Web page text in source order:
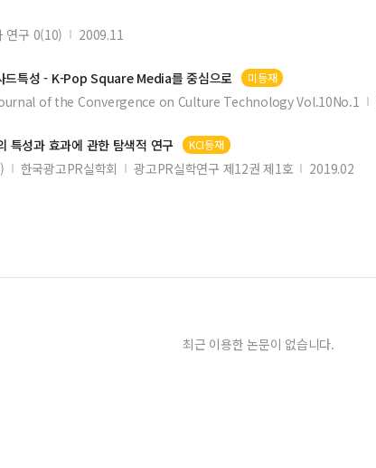
연구 0(10) 2009.11
드특성 - K-Pop Square Media를 중심으로 미등재
of the Convergence on Culture Technology Vol.10No.1
특성과 효과에 관한 탐색적 연구 KCI등재
한국광고PR실학회 광고PR실학연구 제12권 제1호 2019.02
최근 이용한 논문이 없습니다.